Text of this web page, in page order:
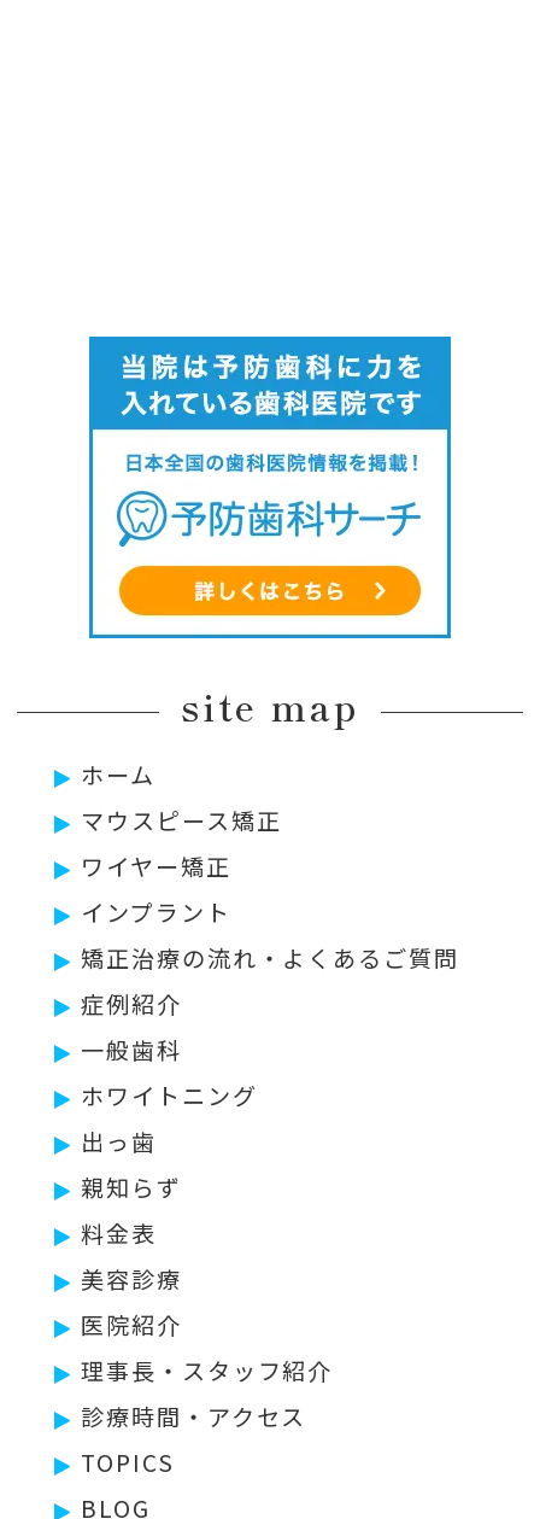
site map
ホーム
マウスピース矯正
ワイヤー矯正
インプラント
矯正治療の流れ・よくあるご質問
症例紹介
一般歯科
ホワイトニング
出っ歯
親知らず
料金表
美容診療
医院紹介
理事長・スタッフ紹介
診療時間・アクセス
TOPICS
BLOG